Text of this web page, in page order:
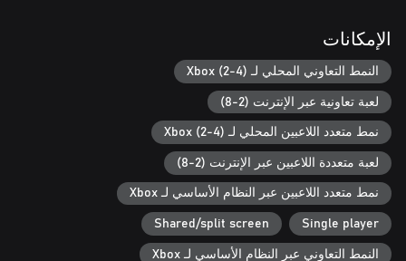
الإمكانات
النمط التعاوني المحلي لـ Xbox (2-4)
لعبة تعاونية عبر الإنترنت (2-8)
نمط متعدد اللاعبين المحلي لـ Xbox (2-4)
لعبة متعددة اللاعبين عبر الإنترنت (2-8)
نمط متعدد اللاعبين عبر النظام الأساسي لـ Xbox
Single player
Shared/split screen
النمط التعاوني عبر النظام الأساسي لـ Xbox